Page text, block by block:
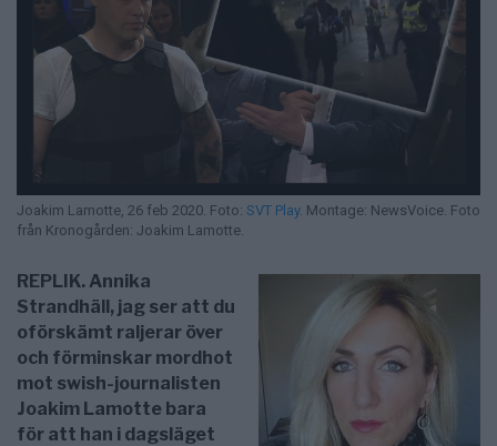
Joakim Lamotte, 26 feb 2020. Foto: SVT Play. Montage: NewsVoice. Foto
från Kronogården: Joakim Lamotte.
REPLIK. Annika
Strandhäll, jag ser att du
oförskämt raljerar över
och förminskar mordhot
mot swish-journalisten
Joakim Lamotte bara
för att han i dagsläget